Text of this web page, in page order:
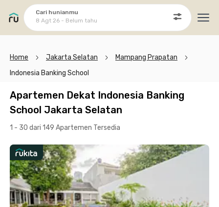
Cari hunianmu
8 Agt 26 - Belum tahu
Home Jakarta Selatan
Mampang Prapatan
Indonesia Banking School
Apartemen Dekat Indonesia Banking
School Jakarta Selatan
1 - 30 dari 149 Apartemen Tersedia